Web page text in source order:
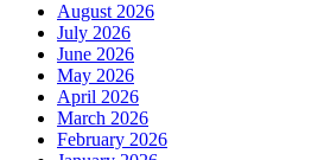
August 2026
July 2026
June 2026
May 2026
April 2026
March 2026
February 2026